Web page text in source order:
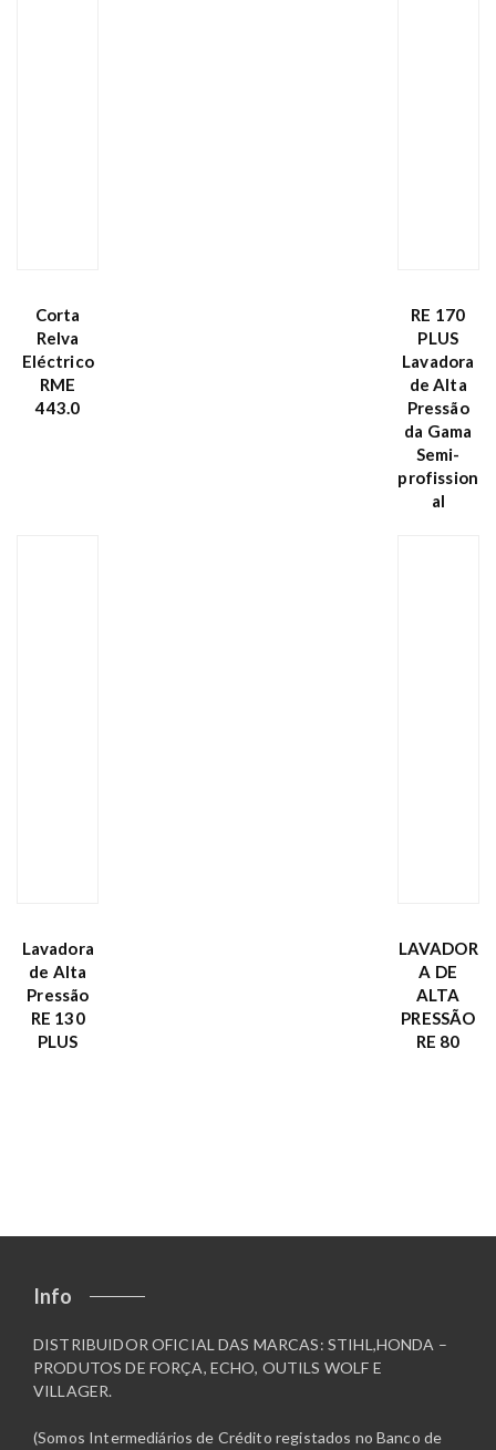
Corta
Relva
Eléctrico
RME
443.0
RE 170
PLUS
Lavadora
de Alta
Pressão
da Gama
Semi-
profission
al
Lavadora
de Alta
Pressão
RE 130
PLUS
LAVADOR
A DE
ALTA
PRESSÃO
RE 80
Info
DISTRIBUIDOR OFICIAL DAS MARCAS: STIHL,HONDA –
PRODUTOS DE FORÇA, ECHO, OUTILS WOLF E
VILLAGER.
(Somos Intermediários de Crédito registados no Banco de